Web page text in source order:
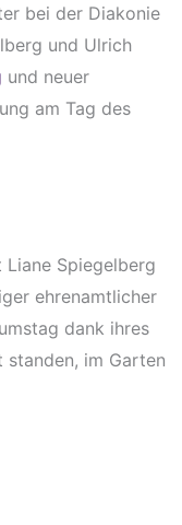
bei der Diakonie
und Ulrich
und neuer
am Tag des
Spiegelberg
ehrenamtlicher
dank ihres
im Garten